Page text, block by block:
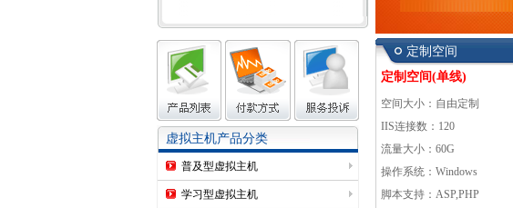
虚拟主机产品分类
普及型虚拟主机
学习型虚拟主机
定制空间
定制空间(单线)
空间大小：自由定制
IIS连接数：120
流量大小：60G
操作系统：Windows
脚本支持：ASP,PHP